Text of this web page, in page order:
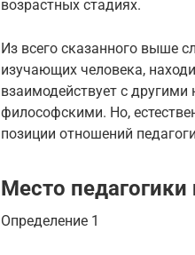
возрастных стадиях.
Из всего сказанного выше
изучающих человека,
взаимодействует с
философскими. Но,
позиции отношений
Место педагогики
Определение 1